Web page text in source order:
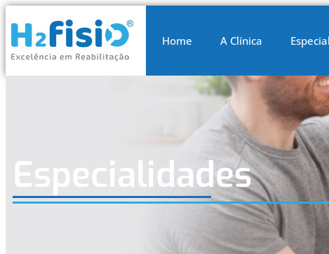
Home A Clínica
Especialidades